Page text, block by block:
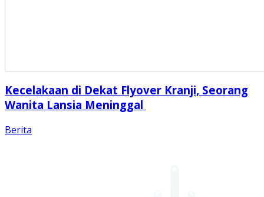
Kecelakaan di Dekat Flyover Kranji, Seorang
Wanita Lansia Meninggal
Berita